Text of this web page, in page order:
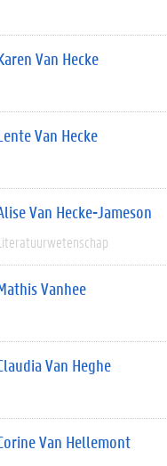
Van Hecke
Van Hecke
Van Hecke-Jameson
Vanhee
Van Heghe
Van Hellemont